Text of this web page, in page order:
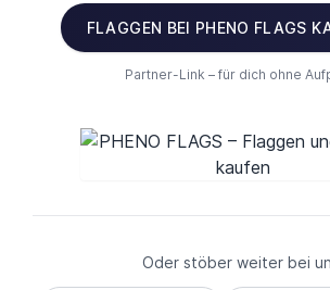
FLAGGEN BEI PHENO FLAGS
Partner-Link – für dich ohne
Oder stöber weiter bei